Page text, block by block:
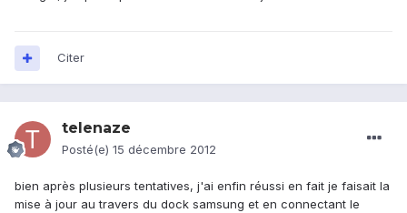
Citer
telenaze
Posté(e) 15 décembre 2012
bien après plusieurs tentatives, j'ai enfin réussi en fait je faisait la
mise à jour au travers du dock samsung et en connectant le